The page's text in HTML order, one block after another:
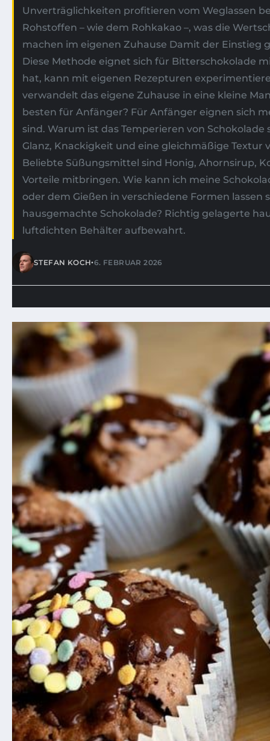
Unverträglichkeiten profitieren vom Weglassen
Rohstoffen – wie dem Rohkakao –, was die
machen im eigenen Zuhause Damit der Einstieg
Diese Methode eignet sich für Bitterschokolade
hat, kann mit eigenen Rezepturen
verwandelt das eigene Zuhause in eine kleine
besten für Anfänger? Für Anfänger eignen sich
sind. Warum ist das Temperieren von
Glanz, Knackigkeit und eine gleichmäßige
Beliebte Süßungsmittel sind Honig, Ahornsirup,
Vorteile mitbringen. Wie kann ich meine
oder dem Gießen in verschiedene Formen
hausgemachte Schokolade? Richtig gelagerte
luftdichten Behälter aufbewahrt.
STEFAN KOCH•6. FEBRUAR 2026